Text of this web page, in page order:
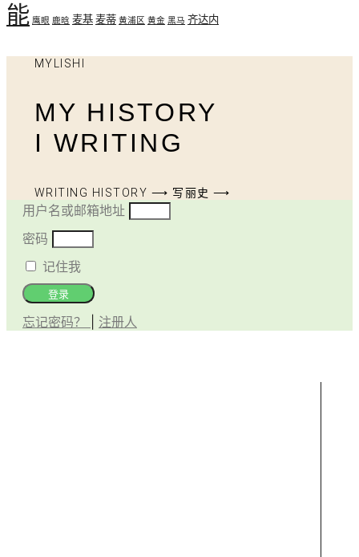
能 鹰眼 鹿晗 麦基麦蒂 黄浦区 黄金 黑马 齐达内
MYLISHI
MY HISTORY
I WRITING
WRITING HISTORY ⟶ 写丽史 ⟶
用户名或邮箱地址
密码
记住我
登录
忘记密码？ 注册人